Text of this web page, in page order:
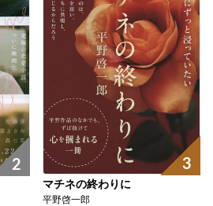
2 3
マチネの終わりに
平野啓一郎